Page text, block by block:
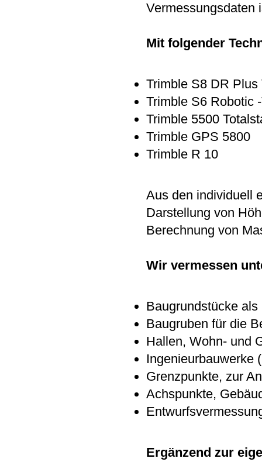
Vermessungsdaten
Mit folgender
Trimble S8 DR
Trimble S6 Robotic
Trimble 5500
Trimble GPS 5800
Trimble R 10
Aus den individuell
Darstellung von
Berechnung von
Wir vermessen
Baugrundstücke
Baugruben für die
Hallen, Wohn- und
Ingenieurbauwerke
Grenzpunkte, zur
Achspunkte,
Ergänzend zur